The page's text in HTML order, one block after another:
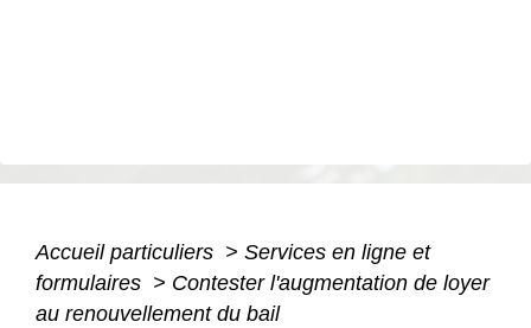
Accueil particuliers > Services en ligne et
formulaires > Contester l'augmentation de loyer
au renouvellement du bail